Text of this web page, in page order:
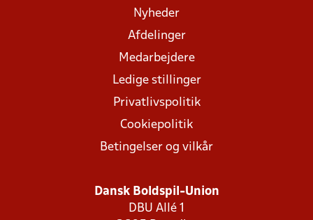
Nyheder
Afdelinger
Medarbejdere
Ledige stillinger
Privatlivspolitik
Cookiepolitik
Betingelser og vilkår
Dansk Boldspil-Union
DBU Allé 1